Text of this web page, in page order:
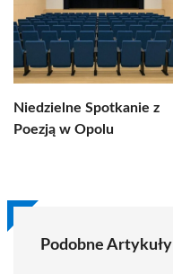
Niedzielne Spotkanie z
Poezją w Opolu
Podobne Artykuły